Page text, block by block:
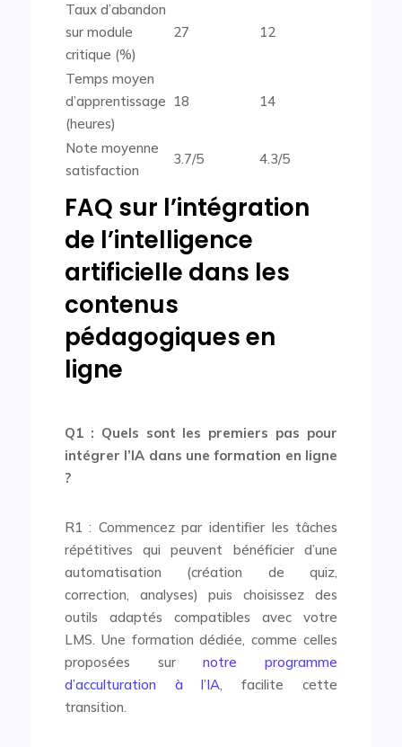
Taux d’abandon
sur module
critique (%)
27 12
Temps moyen
d’apprentissage
(heures)
18 14
Note moyenne
satisfaction
3.7/5 4.3/5
FAQ sur l’intégration
de l’intelligence
artificielle dans les
contenus
pédagogiques en
ligne
Q1 : Quels sont les premiers pas pour
intégrer l’IA dans une formation en ligne
?
R1 : Commencez par identifier les tâches
répétitives qui peuvent bénéficier d’une
automatisation (création de quiz,
correction, analyses) puis choisissez des
outils adaptés compatibles avec votre
LMS. Une formation dédiée, comme celles
proposées surnotre programme
d’acculturation à l’IA, facilite cette
transition.